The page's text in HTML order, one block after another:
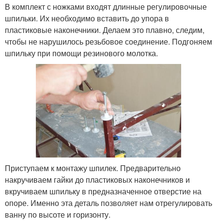
В комплект с ножками входят длинные регулировочные
шпильки. Их необходимо вставить до упора в
пластиковые наконечники. Делаем это плавно, следим,
чтобы не нарушилось резьбовое соединение. Подгоняем
шпильку при помощи резинового молотка.
Приступаем к монтажу шпилек. Предварительно
накручиваем гайки до пластиковых наконечников и
вкручиваем шпильку в предназначенное отверстие на
опоре. Именно эта деталь позволяет нам отрегулировать
ванну по высоте и горизонту.